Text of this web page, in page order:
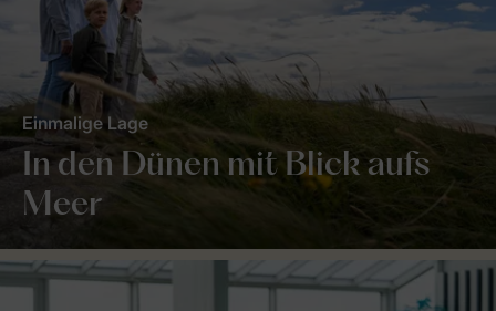
In den Dünen mit Blick aufs
Meer
Einmalige Lage